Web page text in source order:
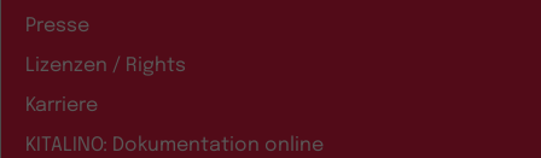
Presse
Lizenzen / Rights
Karriere
KITALINO: Dokumentation online